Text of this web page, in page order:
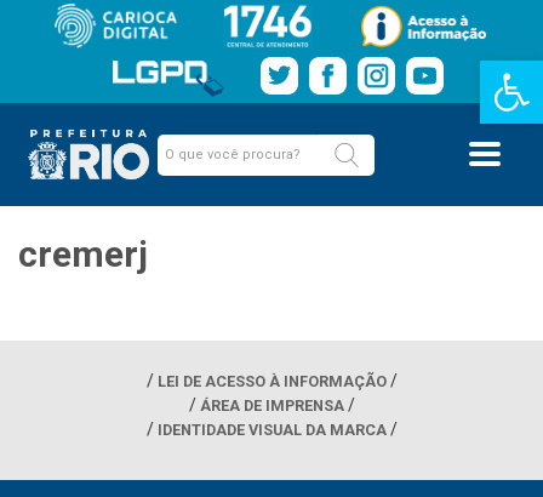
Barra de
cremerj
LEI DE ACESSO À INFORMAÇÃO
ÁREA DE IMPRENSA
IDENTIDADE VISUAL DA MARCA